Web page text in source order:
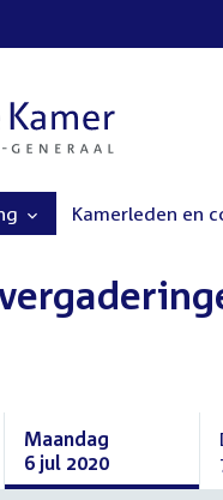
Kamerleden en
Maandag
6 jul 2020
Maandag